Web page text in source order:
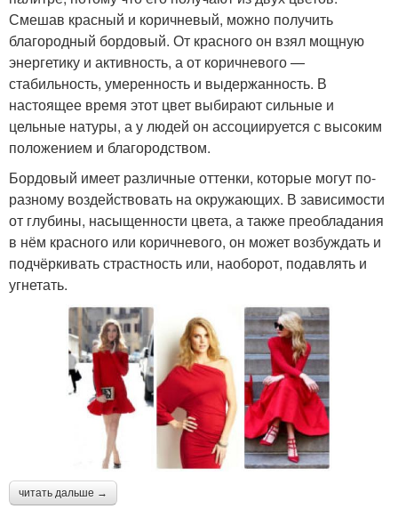
Смешав красный и коричневый, можно получить
благородный бордовый. От красного он взял мощную
энергетику и активность, а от коричневого —
стабильность, умеренность и выдержанность. В
настоящее время этот цвет выбирают сильные и
цельные натуры, а у людей он ассоциируется с высоким
положением и благородством.
Бордовый имеет различные оттенки, которые могут по-
разному воздействовать на окружающих. В зависимости
от глубины, насыщенности цвета, а также преобладания
в нём красного или коричневого, он может возбуждать и
подчёркивать страстность или, наоборот, подавлять и
угнетать.
читать дальше →